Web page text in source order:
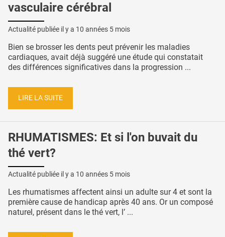
vasculaire cérébral
Actualité publiée il y a 10 années 5 mois
Bien se brosser les dents peut prévenir les maladies
cardiaques, avait déjà suggéré une étude qui constatait
des différences significatives dans la progression ...
LIRE LA SUITE
RHUMATISMES: Et si l'on buvait du
thé vert?
Actualité publiée il y a 10 années 5 mois
Les rhumatismes affectent ainsi un adulte sur 4 et sont la
première cause de handicap après 40 ans. Or un composé
naturel, présent dans le thé vert, l’ ...